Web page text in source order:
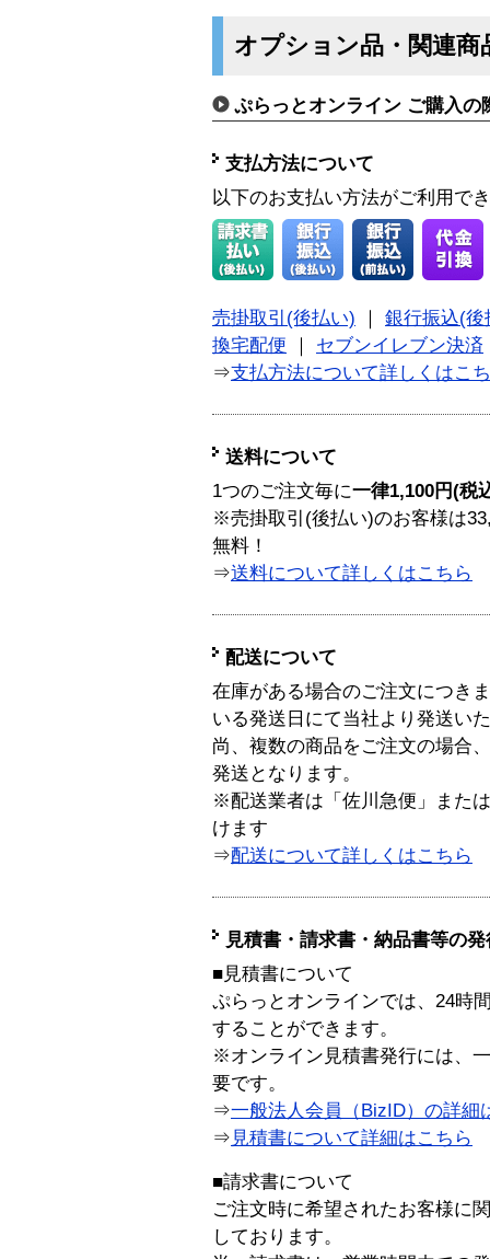
オプション品・関連商
ぷらっとオンライン ご購入の
支払方法について
以下のお支払い方法がご利用で
売掛取引(後払い)
銀行振込(後
換宅配便
セブンイレブン決済
⇒支払方法について詳しくはこ
送料について
1つのご注文毎に一律1,100円(税
※売掛取引(後払い)のお客様は
無料！
⇒送料について詳しくはこちら
配送について
在庫がある場合のご注文につき
いる発送日にて当社より発送い
尚、複数の商品をご注文の場合
発送となります。
※配送業者は「佐川急便」また
けます
⇒配送について詳しくはこちら
見積書・請求書・納品書等の
■見積書について
ぷらっとオンラインでは、24時
することができます。
※オンライン見積書発行には、
要です。
⇒一般法人会員（BizID）の詳細
⇒ 見積書について詳細はこちら
■請求書について
ご注文時に希望されたお客様に
しております。